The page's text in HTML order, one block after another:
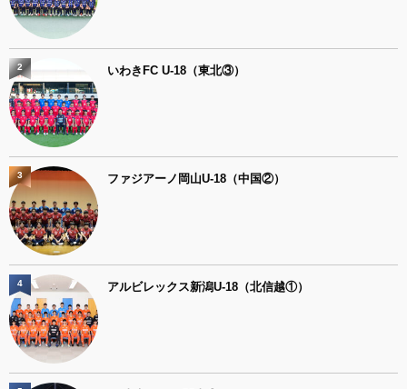
いわきFC U-18（東北③）
2
ファジアーノ岡山U-18（中国②）
3
アルビレックス新潟U-18（北信越①）
4